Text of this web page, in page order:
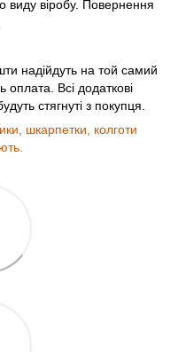
виду віробу. Повернення
надійдуть на той самий
оплата. Всі додаткові
стягнуті з покупця.
шкарпетки, колготи